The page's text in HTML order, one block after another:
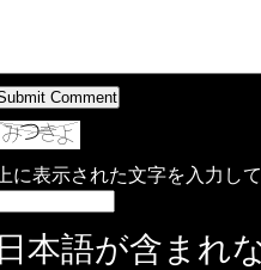
上に表示された文字を入力し
日本語が含まれ